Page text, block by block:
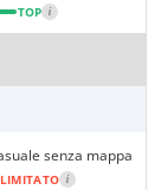
TOP i
senza mappa
LIMITATO i